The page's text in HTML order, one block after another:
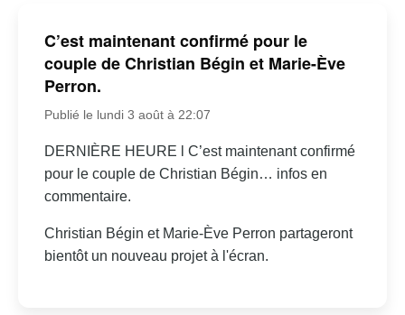
C’est maintenant confirmé pour le
couple de Christian Bégin et Marie-Ève
Perron.
Publié le lundi 3 août à 22:07
DERNIÈRE HEURE l C’est maintenant confirmé
pour le couple de Christian Bégin… infos en
commentaire.
Christian Bégin et Marie-Ève Perron partageront
bientôt un nouveau projet à l'écran.